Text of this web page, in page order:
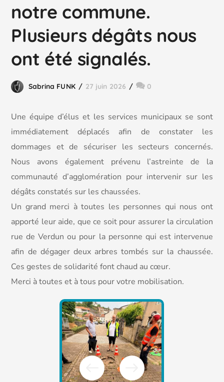
notre commune.
Plusieurs dégâts nous
ont été signalés.
Sabrina FUNK 27 juin 2026 0
Une équipe d’élus et les services municipaux se sont
immédiatement déplacés afin de constater les
dommages et de sécuriser les secteurs concernés.
Nous avons également prévenu l’astreinte de la
communauté d’agglomération pour intervenir sur les
dégâts constatés sur les chaussées.
Un grand merci à toutes les personnes qui nous ont
apporté leur aide, que ce soit pour assurer la circulation
rue de Verdun ou pour la personne qui est intervenue
afin de dégager deux arbres tombés sur la chaussée.
Ces gestes de solidarité font chaud au cœur.
Merci à toutes et à tous pour votre mobilisation.